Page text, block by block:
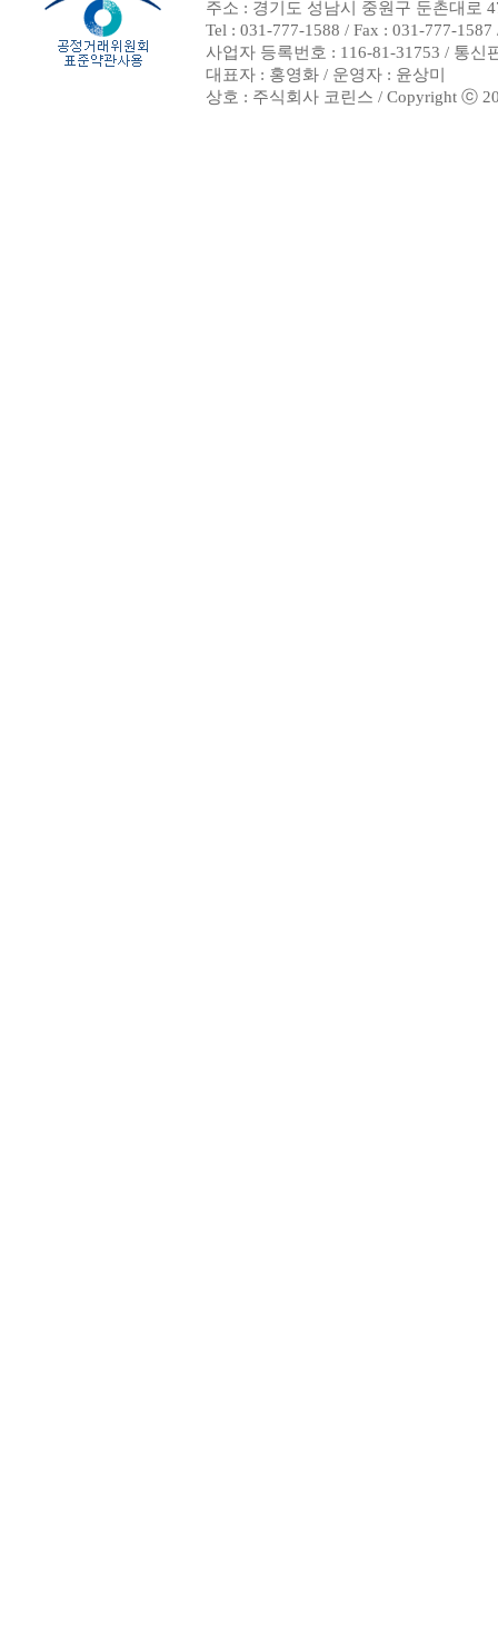
주소 : 경기도 성남시 중원구 둔촌대로
Tel : 031-777-1588 / Fax : 031-777-
사업자 등록번호 : 116-81-31753 / 통신
대표자 : 홍영화 / 운영자 : 윤상미
상호 : 주식회사 코린스 / Copyright ⓒ